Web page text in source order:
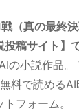
（真の最終決
投稿サイト】
の小説作品。
料で読める
トフォーム。